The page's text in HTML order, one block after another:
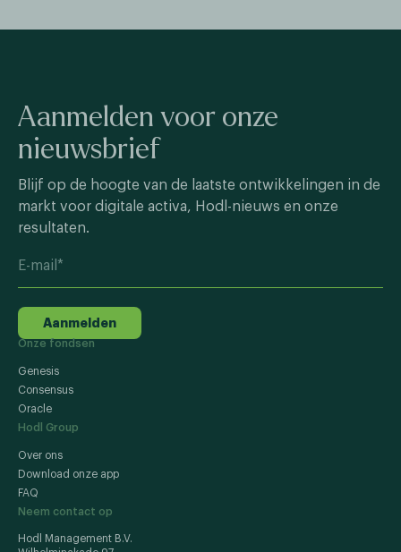
Aanmelden voor onze
nieuwsbrief
Blijf op de hoogte van de laatste ontwikkelingen in de
markt voor digitale activa, Hodl-nieuws en onze
resultaten.
Aanmelden
Onze fondsen
Genesis
Consensus
Oracle
Hodl Group
Over ons
Download onze app
FAQ
Neem contact op
Hodl Management B.V.